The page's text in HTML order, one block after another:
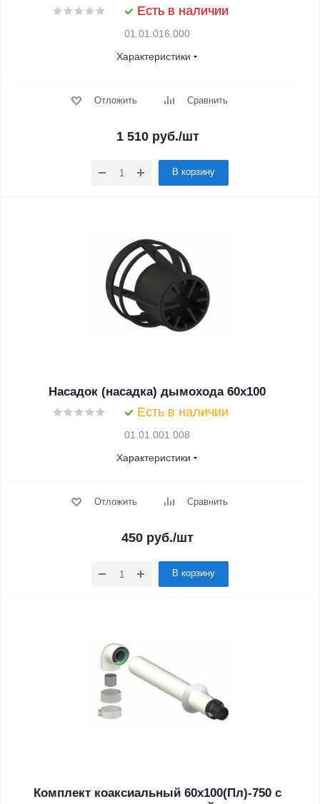
Есть в наличии
01.01.016.000
Характеристики
Отложить Сравнить
1 510руб./шт
В корзину
Насадок (насадка) дымохода 60х100
Есть в наличии
01.01.001.008
Характеристики
Отложить Сравнить
450 руб./шт
В корзину
Комплект коаксиальный 60х100(Пл)-750 с